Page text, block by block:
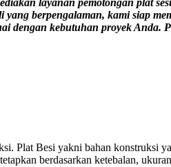
layanan pemotongan plat
berpengalaman, kami siap
dengan kebutuhan proyek
Plat Besi yakni bahan konstruksi
berdasarkan ketebalan,